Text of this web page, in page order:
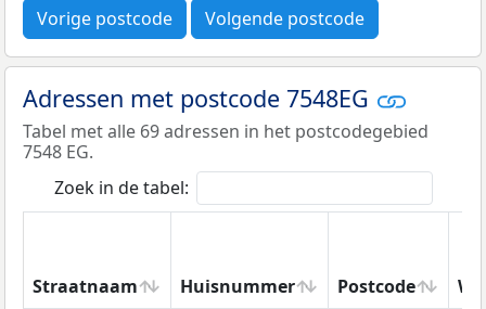
Vorige postcode Volgende postcode
Adressen met postcode 7548EG
Tabel met alle 69 adressen in het postcodegebied
7548 EG.
Zoek in de tabel:
Straatnaam Huisnummer Postcode